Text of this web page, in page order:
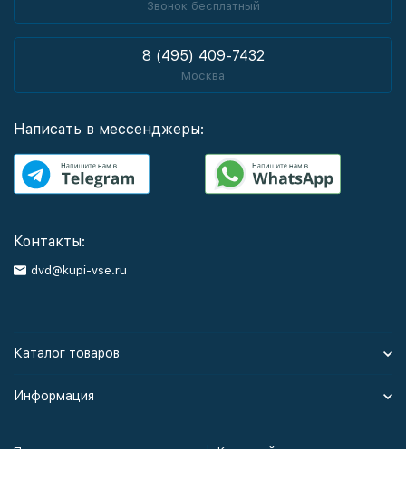
Звонок бесплатный
8 (495) 409-7432
Москва
Написать в мессенджеры:
Контакты:
dvd@kupi-vse.ru
Каталог товаров
Информация
Политика персональных данных Карта сайта